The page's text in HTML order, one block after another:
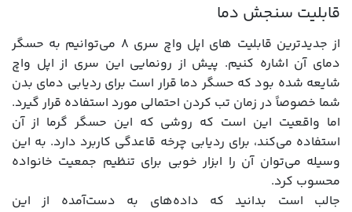
قابلیت سنجش دما
از جدیدترین قابلیت های اپل واچ سری 8 می‌توانیم به حسگر
دمای آن اشاره کنیم. پیش از رونمایی این سری از اپل واچ
شایعه شده بود که حسگر دما قرار است برای ردیابی دمای بدن
شما خصوصاً در زمان تب کردن احتمالی مورد استفاده قرار گیرد.
اما واقعیت این است که روشی که این حسگر گرما از آن
استفاده می‌کند، برای ردیابی چرخه قاعدگی کاربرد دارد. به این
وسیله می‌توان آن را ابزار خوبی برای تنظیم جمعیت خانواده
محسوب کرد.
جالب است بدانید که داده‌های به دست‌آمده از این